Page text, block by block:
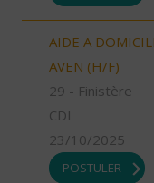
AIDE A
AVEN (H/F)
29 - Finistère
CDI
23/10/2025
POSTULER